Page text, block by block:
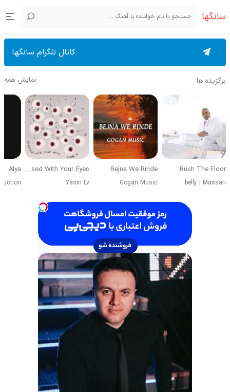
سانگها
کانال تلگرام سانگها
برگزیده ها نمایش همه
Rush The Floor
belly | Massari
Bejna We Rinde
Gogan Music
Obsessed With Your Eyes
Yasin Lv
Alya